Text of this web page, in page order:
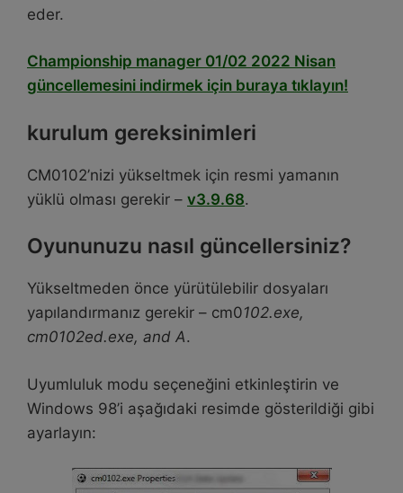
eder.
Championship manager 01/02 2022 Nisan
güncellemesini indirmek için buraya tıklayın!
kurulum gereksinimleri
CM0102’nizi yükseltmek için resmi yamanın
yüklü olması gerekir – v3.9.68.
Oyununuzu nasıl güncellersiniz?
Yükseltmeden önce yürütülebilir dosyaları
yapılandırmanız gerekir – cm0102.exe,
cm0102ed.exe, and A.
Uyumluluk modu seçeneğini etkinleştirin ve
Windows 98’i aşağıdaki resimde gösterildiği gibi
ayarlayın: